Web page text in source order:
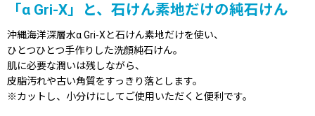
「α Gri-X」と、石けん素地だけの純石けん
沖縄海洋深層水α Gri-Xと石けん素地だけを使い、
ひとつひとつ手作りした洗顔純石けん。
肌に必要な潤いは残しながら、
皮脂汚れや古い角質をすっきり落とします。
※カットし、小分けにしてご使用いただくと便利です。